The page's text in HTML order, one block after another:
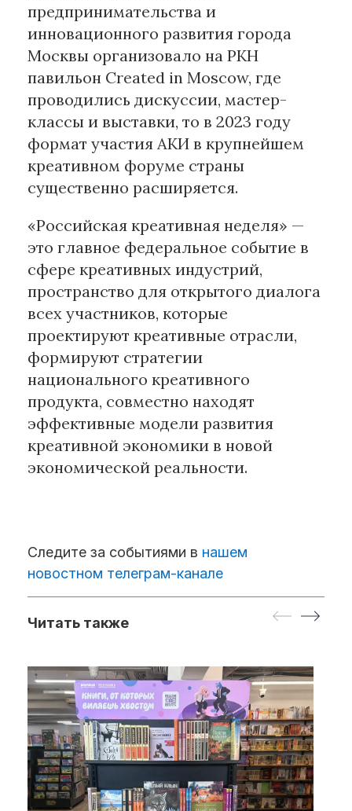
предпринимательства и
инновационного развития города
Москвы организовало на РКН
павильон Created in Moscow, где
проводились дискуссии, мастер-
классы и выставки, то в 2023 году
формат участия АКИ в крупнейшем
креативном форуме страны
существенно расширяется.
«Российская креативная неделя» —
это главное федеральное событие в
сфере креативных индустрий,
пространство для открытого диалога
всех участников, которые
проектируют креативные отрасли,
формируют стратегии
национального креативного
продукта, совместно находят
эффективные модели развития
креативной экономики в новой
экономической реальности.
Следите за событиями в нашем
новостном телеграм-канале
Читать также